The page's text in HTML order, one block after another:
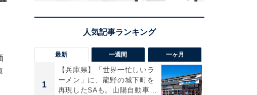
最新 一週間 一ヶ月
1
【兵庫県】「世界一忙しいラ
ーメン」に、龍野の城下町を
再現したSAも。山陽自動車